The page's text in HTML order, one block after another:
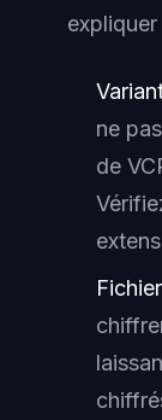
ne
de